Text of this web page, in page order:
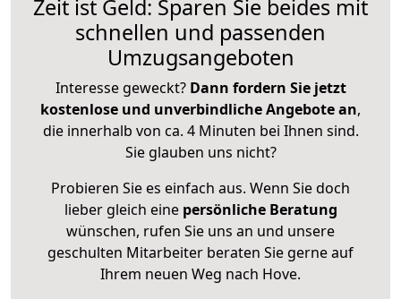
Zeit ist Geld: Sparen Sie beides mit
schnellen und passenden
Umzugsangeboten
Interesse geweckt? Dann fordern Sie jetzt
kostenlose und unverbindliche Angebote an,
die innerhalb von ca. 4 Minuten bei Ihnen sind.
Sie glauben uns nicht?
Probieren Sie es einfach aus. Wenn Sie doch
lieber gleich eine persönliche Beratung
wünschen, rufen Sie uns an und unsere
geschulten Mitarbeiter beraten Sie gerne auf
Ihrem neuen Weg nach Hove.